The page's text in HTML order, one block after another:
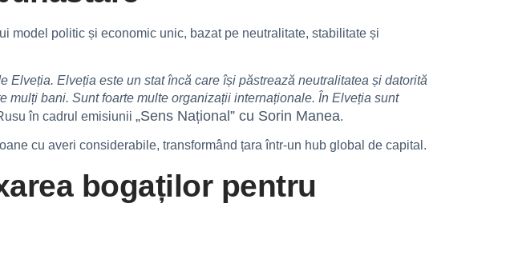
model politic și economic unic, bazat pe neutralitate, stabilitate și
Elveția este un stat încă care își păstrează neutralitatea și datorită
bani. Sunt foarte multe organizații internaționale. În Elveția sunt
în cadrul emisiunii „Sens Național” cu Sorin Manea.
cu averi considerabile, transformând țara într-un hub global de capital.
bogaților pentru